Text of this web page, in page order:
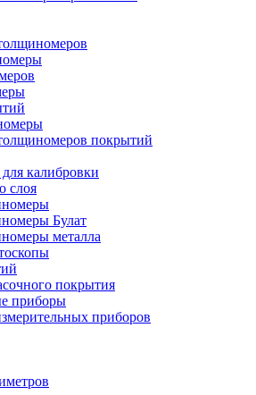
покрытий
калибровки
слоя
Булат
металла
покрытия
приборы
приборов